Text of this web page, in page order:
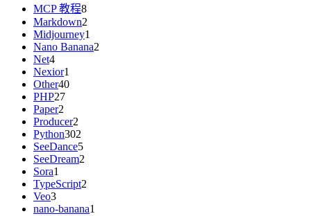
MCP 教程8
Markdown2
Midjourney1
Nano Banana2
Net4
Nexior1
Other40
PHP27
Paper2
Producer2
Python302
SeeDance5
SeeDream2
Sora1
TypeScript2
Veo3
nano-banana1